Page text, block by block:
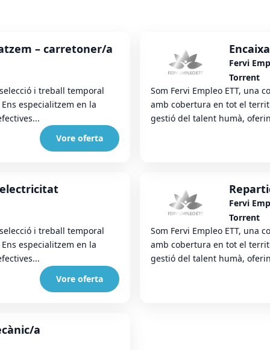
– carretoner/a
i treball temporal
especialitzem en la
Vore oferta
Fervi
Torrent
Som Fervi Empleo ETT, una
amb cobertura en tot el
gestió del talent humà,
i treball temporal
especialitzem en la
Vore oferta
Fervi
Torrent
Som Fervi Empleo ETT, una
amb cobertura en tot el
gestió del talent humà,
a